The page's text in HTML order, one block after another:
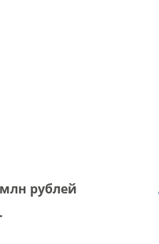
рублей